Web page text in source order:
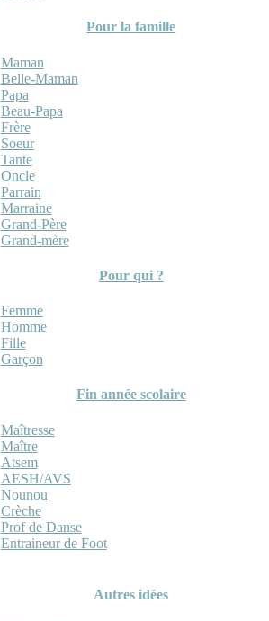
Pour la famille
Maman
Belle-Maman
Papa
Beau-Papa
Frère
Soeur
Tante
Oncle
Parrain
Marraine
Grand-Père
Grand-mère
Pour qui ?
Femme
Homme
Fille
Garçon
Fin année scolaire
Maîtresse
Maître
Atsem
AESH/AVS
Nounou
Crèche
Prof de Danse
Entraineur de Foot
Autres idées